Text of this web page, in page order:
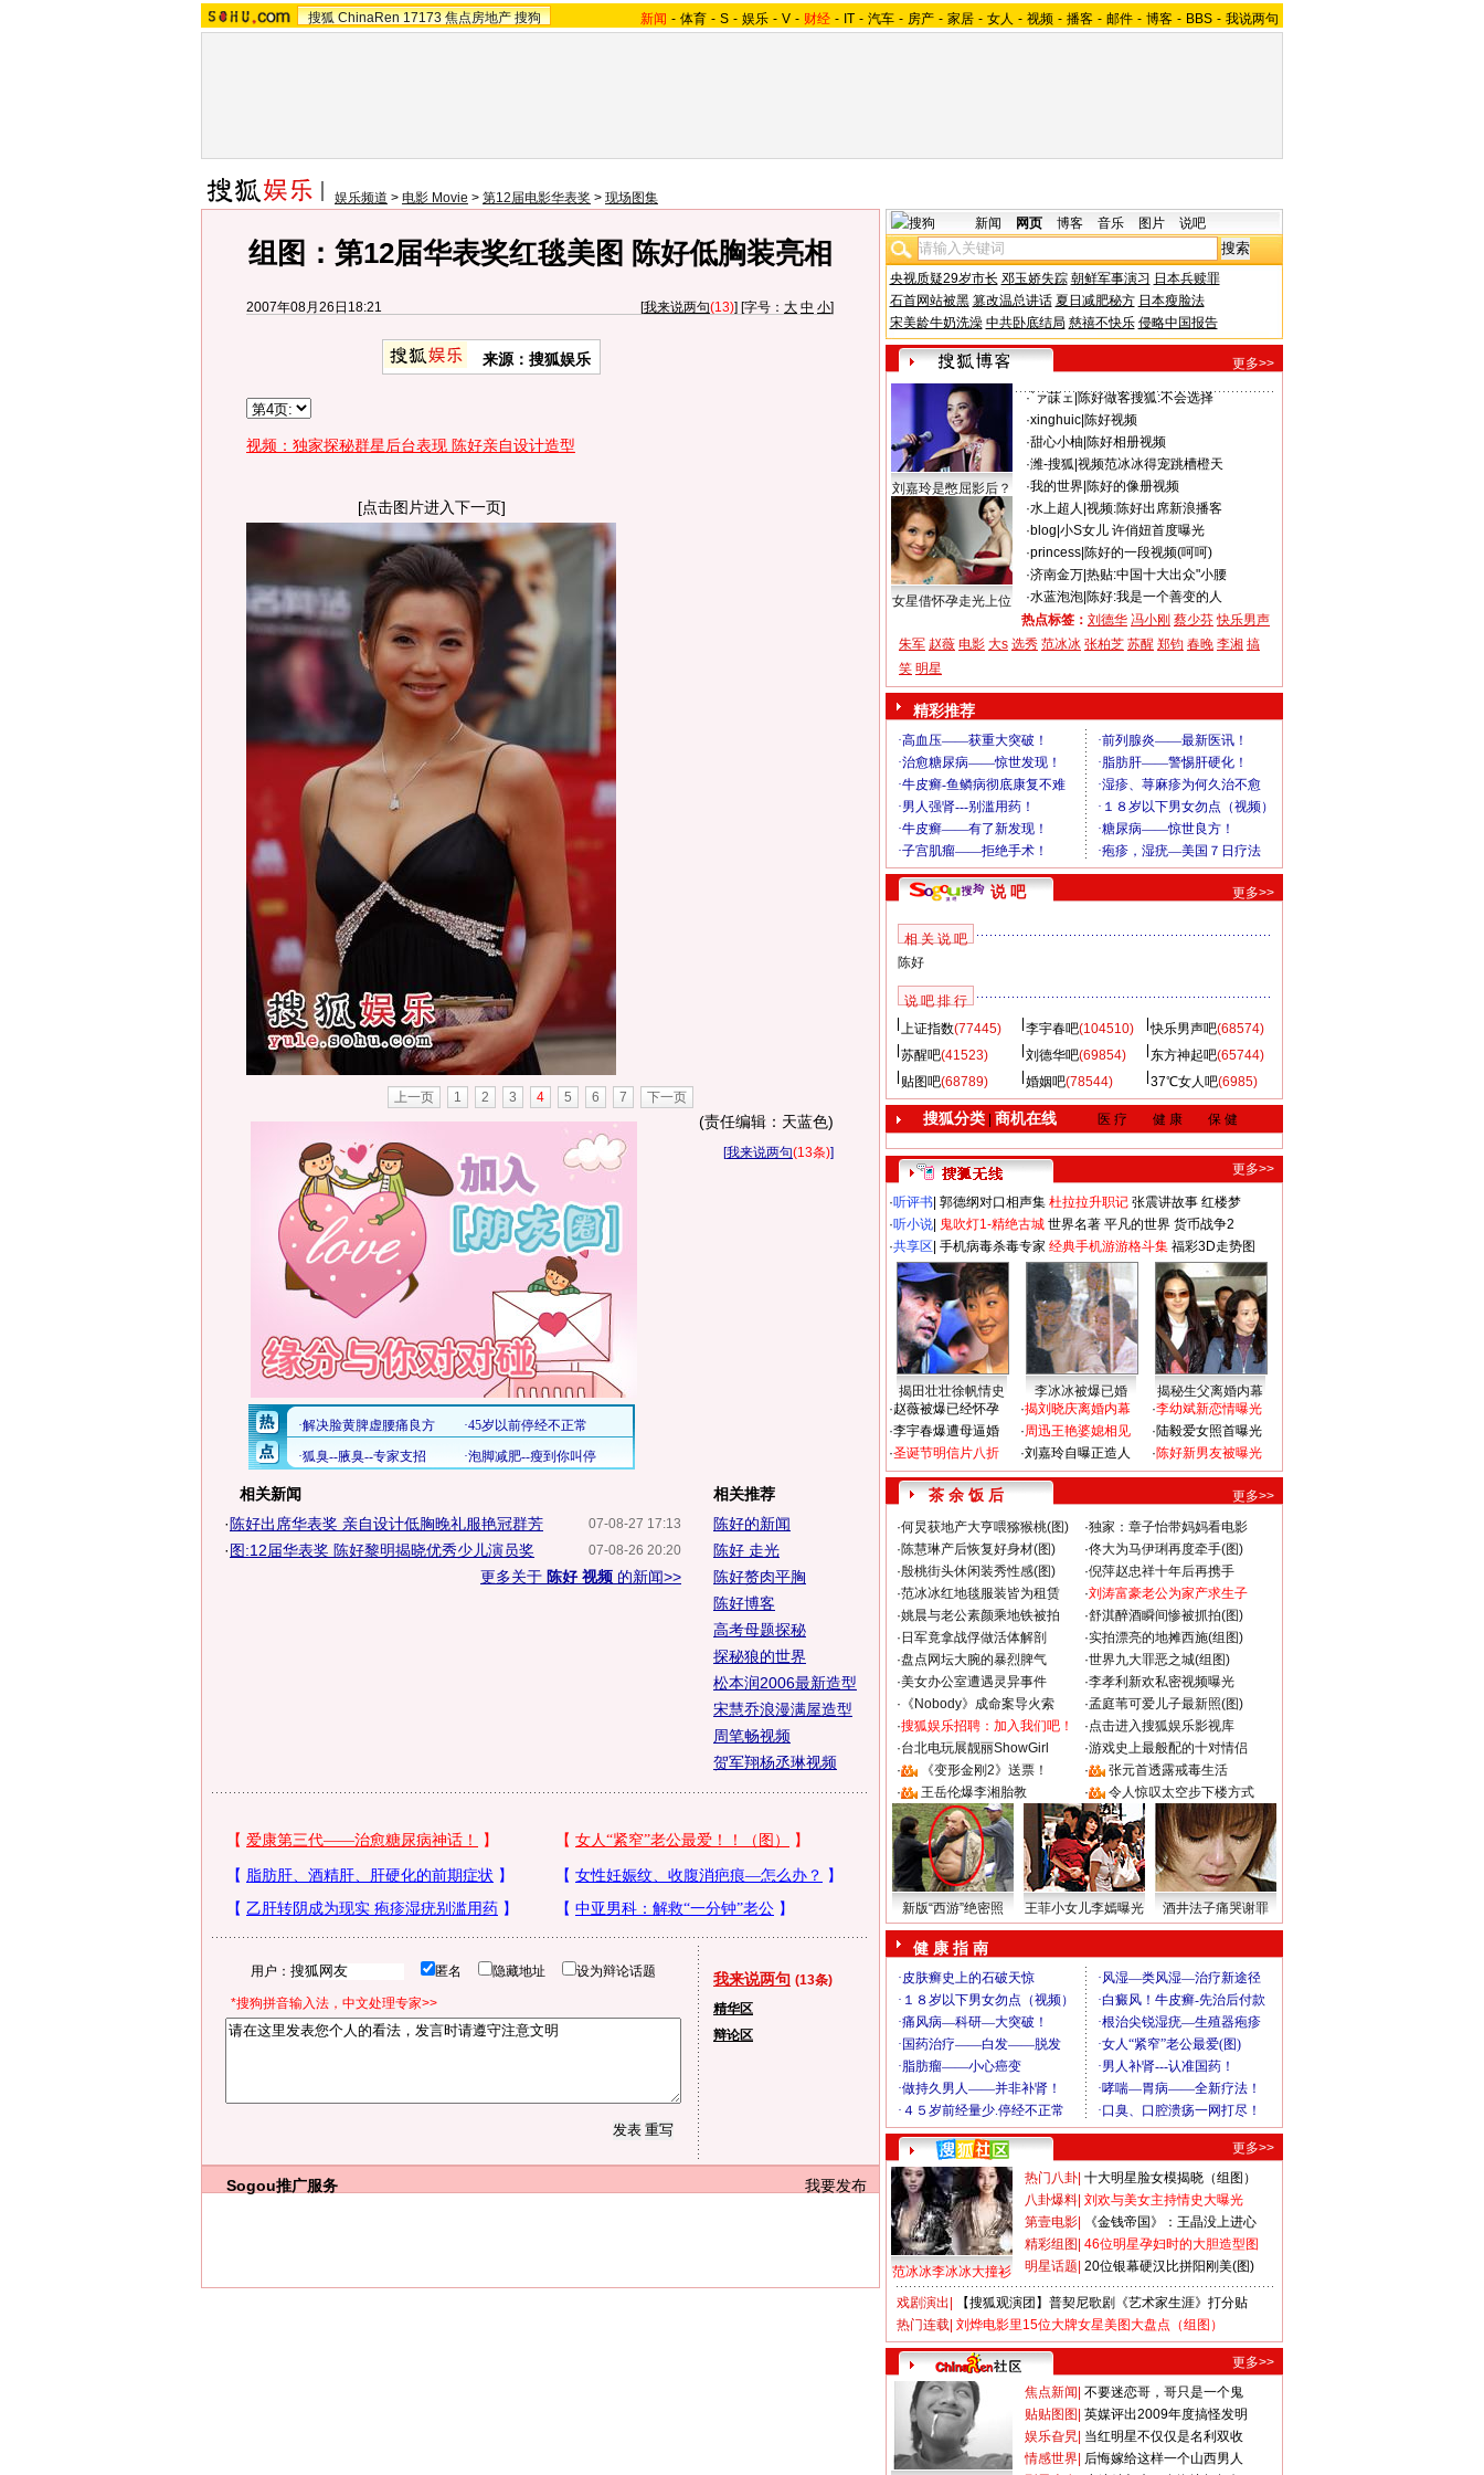
搜狐 ChinaRen 17173 焦点房地产 搜狗 新闻 - 体育 - S - 娱乐 - V - 财经 - IT - 汽车 - 房产 - 家居 - 女人 - 视频 - 播客 - 邮件 - 博客 - BBS - 我说两句
娱乐频道 > 电影 Movie > 第12届电影华表奖 > 现场图集
组图：第12届华表奖红毯美图 陈好低胸装亮相
2007年08月26日18:21 [我来说两句(13)] [字号： 大 中 小]
来源：搜狐娱乐
视频：独家探秘群星后台表现 陈好亲自设计造型
[点击图片进入下一页]
上一页 1 2 3 4 5 6 7 下一页
(责任编辑：天蓝色)
[我来说两句(13条)]
相关新闻
07-08-27 17:13
· 陈好出席华表奖 亲自设计低胸晚礼服艳冠群芳
07-08-26 20:20
·图:12届华表奖 陈好黎明揭晓优秀少儿演员奖
更多关于 陈好 视频 的新闻>>
相关推荐
陈好的新闻
陈好 走光
陈好赘肉平胸
陈好博客
高考母题探秘
探秘狼的世界
松本润2006最新造型
宋慧乔浪漫满屋造型
周笔畅视频
贺军翔杨丞琳视频
用户： 匿名 隐藏地址 设为辩论话题
*搜狗拼音输入法，中文处理专家>>
我来说两句 (13条)
精华区
辩论区
我要发布
Sogou推广服务
新闻 网页 博客 音乐 图片 说吧
央视质疑29岁市长 邓玉娇失踪 朝鲜军事演习 日本兵赎罪
石首网站被黑 篡改温总讲话 夏日减肥秘方 日本瘦脸法
宋美龄牛奶洗澡 中共卧底结局 慈禧不快乐 侵略中国报告
更多>>
刘嘉玲是憋屈影后？
女星借怀孕走光上位
·`ァ菋ェ 陈好做客搜狐:不会选择
·xinghuic| 陈好视频
·甜心小柚 陈好相册视频
·潍-搜狐 视频范冰冰得宠跳槽橙天
·我的世界| 陈好的像册视频
·水上超人 视频:陈好出席新浪播客
·blog 小S女儿 许俏妞首度曝光
·princess| 陈好的一段视频(呵呵)
·济南金万| 热贴:中国十大出众"小腰
·水蓝泡泡| 陈好:我是一个善变的人
热点标签： 刘德华 冯小刚 蔡少芬 快乐男声
朱军 赵薇 电影 大s 选秀 范冰冰 张柏芝 苏醒 郑钧 春晚 李湘 搞
笑 明星
精彩推荐
说 吧 更多>>
相 关 说 吧
陈好
说 吧 排 行
上证指数(77445) 李宇春吧(104510) 快乐男声吧(68574)
苏醒吧(41523) 刘德华吧(69854) 东方神起吧(65744)
贴图吧(68789) 婚姻吧(78544) 37℃女人吧(6985)
搜狐分类| 商机在线 医 疗 健 康 保 健
更多>>
·听评书 郭德纲对口相声集 杜拉拉升职记 张震讲故事 红楼梦
·听小说 鬼吹灯1-精绝古城 世界名著 平凡的世界 货币战争2
·共享区 手机病毒杀毒专家 经典手机游游格斗集 福彩3D走势图
揭田壮壮徐帆情史 李冰冰被爆已婚
揭秘生父离婚内幕
·赵薇被爆已经怀孕
·李宇春爆遭母逼婚
·圣诞节明信片八折
·揭刘晓庆离婚内幕
·周迅王艳婆媳相见
·刘嘉玲自曝正造人
·李幼斌新恋情曝光
·陆毅爱女照首曝光
·陈好新男友被曝光
茶 余 饭 后
更多>>
·何炅获地产大亨喂猕猴桃(图) ·独家：章子怡带妈妈看电影
·陈慧琳产后恢复好身材(图) ·佟大为马伊琍再度牵手(图)
·殷桃街头休闲装秀性感(图) ·倪萍赵忠祥十年后再携手
·范冰冰红地毯服装皆为租赁 ·刘涛富豪老公为家产求生子
·姚晨与老公素颜乘地铁被拍 ·舒淇醉酒瞬间惨被抓拍(图)
· 日军竟拿战俘做活体解剖 ·实拍漂亮的地摊西施(组图)
·盘点网坛大腕的暴烈脾气 ·世界九大罪恶之城(组图)
·美女办公室遭遇灵异事件 ·李孝利新欢私密视频曝光
· 《Nobody》成命案导火索 ·孟庭苇可爱儿子最新照(图)
·搜狐娱乐招聘：加入我们吧！ ·点击进入搜狐娱乐影视库
·台北电玩展靓丽ShowGirl ·游戏史上最般配的十对情侣
·
《变形金刚2》送票！ ·
张元首透露戒毒生活
·
王岳伦爆李湘胎教 · 令人惊叹太空步下楼方式
新版“西游”绝密照 王菲小女儿李嫣曝光 酒井法子痛哭谢罪
健 康 指 南
更多>>
范冰冰李冰冰大撞衫
热门八卦 十大明星脸女模揭晓（组图）
八卦爆料 刘欢与美女主持情史大曝光
第壹电影
《金钱帝国》：王晶没上进心
精彩组图 46位明星孕妇时的大胆造型图
明星话题 20位银幕硬汉比拼阳刚美(图)
戏剧演出
【搜狐观演团】普契尼歌剧《艺术家生涯》打分贴
热门连载 刘烨电影里15位大牌女星美图大盘点（组图）
更多>>
焦点新闻 不要迷恋哥，哥只是一个鬼
贴贴图图 英媒评出2009年度搞怪发明
娱乐旮旯 当红明星不仅仅是名利双收
情感世界 后悔嫁给这样一个山西男人